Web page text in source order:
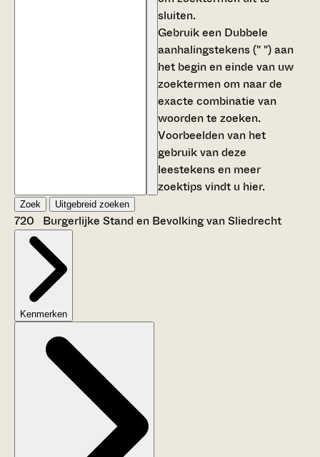
sluiten.
Gebruik een Dubbele
aanhalingstekens (" ")aan
het begin en einde van uw
zoektermen om naar de
exacte combinatie van
woorden te zoeken.
Voorbeelden van het
gebruik van deze
leestekens en meer
zoektips vindt u hier.
Zoek Uitgebreid zoeken
720 Burgerlijke Stand en Bevolking van Sliedrecht
Kenmerken